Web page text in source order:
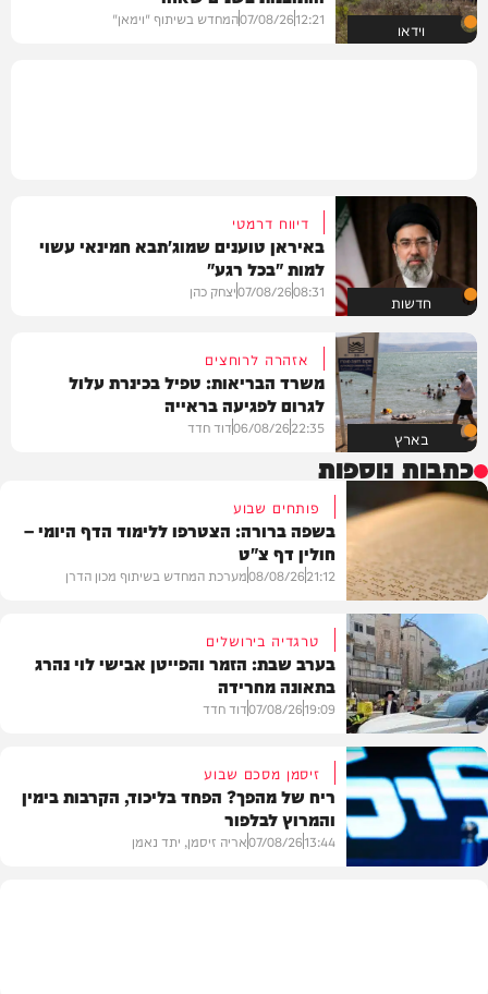
וידאו 12:21
07/08/26המחדש בשיתוף "וימאן"
חדשות
דיווח דרמטי
באיראן טוענים שמוג'תבא חמינאי עשוי
למות "בכל רגע"
08:31
07/08/26יצחק כהן
בארץ
אזהרה לרוחצים
משרד הבריאות: טפיל בכינרת עלול
לגרום לפגיעה בראייה
22:35
06/08/26דוד חדד
כתבות נוספות
בית המדרש
פותחים שבוע
בשפה ברורה: הצטרפו ללימוד הדף היומי –
חולין דף צ"ט
21:12
08/08/26מערכת המחדש בשיתוף מכון הדרן
בארץ
טרגדיה בירושלים
בערב שבת: הזמר והפייטן אבישי לוי נהרג
בתאונה מחרידה
19:09
07/08/26דוד חדד
זיסמן מסכם שבוע
ריח של מהפך? הפחד בליכוד, הקרבות בימין
והמרוץ לבלפור
13:44
07/08/26אריה זיסמן, יתד נאמן